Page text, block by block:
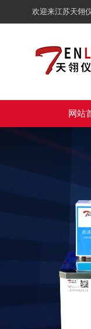
欢迎来江苏天翎
网站